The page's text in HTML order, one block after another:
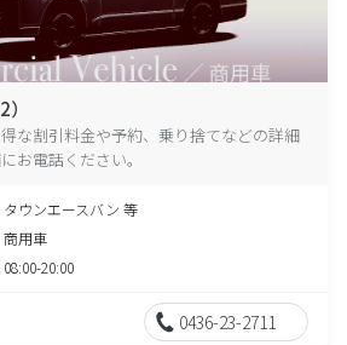
な割引料金や予約、乗り捨てなどの詳細
お電話ください。
タウンエースバン 等
商用車
08:00-20:00
0436-23-2711